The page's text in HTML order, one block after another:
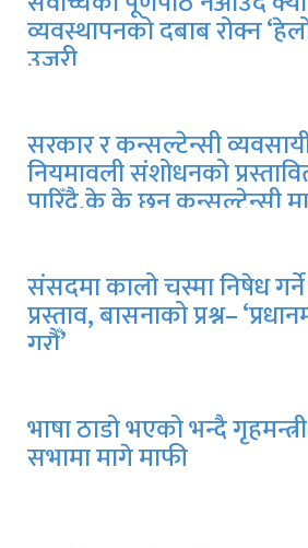
जेनजी आन्दोलनका सहिदका
घाइतेहरूसँग भएको सहमति
कार्यान्वयन गर्न सांसद
व्यवस्थापनको दबाब रोक्न
उजुरी
सरकार र कन्सल्टेन्सी
नियमावली संशोधनको
पारिँदै,के के छन् कन्सल्टेन्सी
संसदमा कालो चस्मा निषेध
प्रस्ताव, बासनाको प्रश्न–
गरौँ’
भाषा ठाडो भएको भन्दै
सभामा मागे माफी